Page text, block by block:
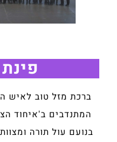
ברכת מזל טוב לאיש
המתנדבים ב'איחוד
בנועם עול תורה